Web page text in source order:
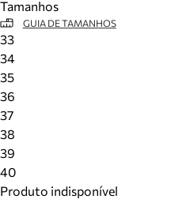
Tamanhos
GUIA DE TAMANHOS
33
34
35
36
37
38
39
40
Produto indisponível